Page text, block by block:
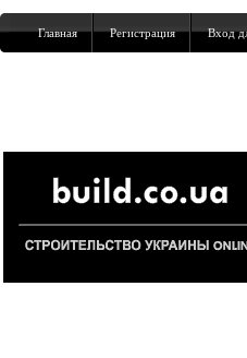
Главная Регистрация Вход